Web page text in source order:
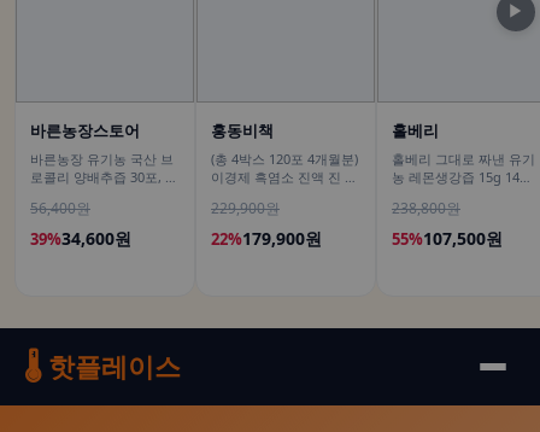
바른농장스토어
바른농장 유기농 국산 브
로콜리 양배추즙 30포, 1
56,400원
39%34,600원
홍동비책
(총 4박스 120포 4개월분)
이경제 흑염소 진액 진 엑
뉴얼 70ml 30포, 4개
229,900원
22%179,900원
홀베리
홀베리 그대로 짜낸 유기
농 레몬생강즙 15g 14포,
238,800원
55%107,500원
▶
🌡️ 핫플레이스